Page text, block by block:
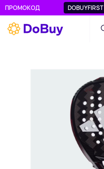
ПРОМОКОД DOBUYFIRST